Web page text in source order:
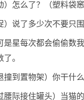
）怎么了？（塑料袋
）说了多少次不要只
是星每次都会偷偷数
。
撞到置物架）你干
腰际接住罐头）当猫